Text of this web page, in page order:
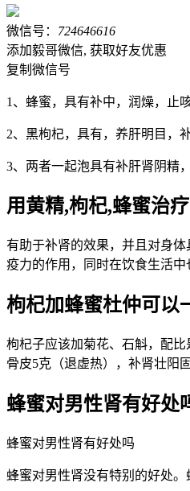
微信号： 724646616
添加毅哥微信, 获取好友优惠
复制微信号
1、蜂蜜，具有补中，润燥，止
2、黑枸杞，具有，养肝明目，
3、两者一起泡具有补肝肾阴精
用黄精,枸杞,蜂蜜治
有助于补肾的效果，并且对身
疫力的作用，同时在饮食生活中
枸杞加蜂蜜杜仲可以
枸杞子应该加菊花、石斛，配
骨皮5克（退虚热），补肾壮
蜂蜜对男性肾有好处
蜂蜜对男性肾有好处吗
蜂蜜对男性肾没有特别的好处